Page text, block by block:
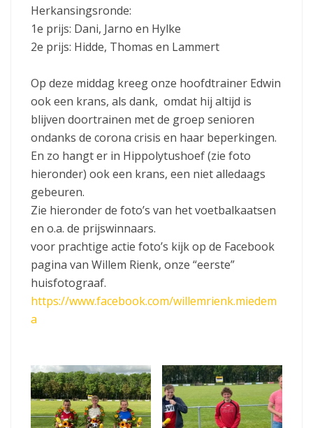
Herkansingsronde:
1e prijs: Dani, Jarno en Hylke
2e prijs: Hidde, Thomas en Lammert
Op deze middag kreeg onze hoofdtrainer Edwin
ook een krans, als dank, omdat hij altijd is
blijven doortrainen met de groep senioren
ondanks de corona crisis en haar beperkingen.
En zo hangt er in Hippolytushoef (zie foto
hieronder) ook een krans, een niet alledaags
gebeuren.
Zie hieronder de foto’s van het voetbalkaatsen
en o.a. de prijswinnaars.
voor prachtige actie foto’s kijk op de Facebook
pagina van Willem Rienk, onze “eerste”
huisfotograaf.
https://www.facebook.com/willemrienk.miedem
a